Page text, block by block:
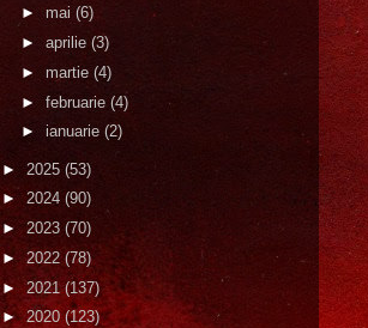
► mai (6)
► aprilie (3)
► martie (4)
► februarie (4)
► ianuarie (2)
► 2025 (53)
► 2024 (90)
► 2023 (70)
► 2022 (78)
► 2021(137)
► 2020(123)